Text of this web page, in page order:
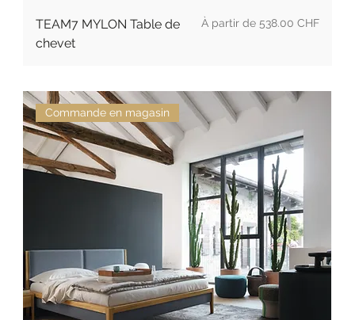
TEAM7 MYLON Table de
chevet
À partir de 538.00 CHF
Prix promotionnel
Commande en magasin